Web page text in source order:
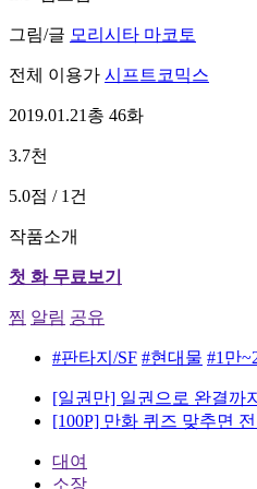
그림/글 모리시타 마코토
전체 이용가 시프트코믹스
2019.01.21 총 46화
3.7천
5.0점 / 1건
작품소개
첫 화 무료보기
찜 알림 공유
#판타지/SF #현대물 #1만
[일권만] 일권으로 완결까
[100P] 만화 퀴즈 맞추면
대여
소장